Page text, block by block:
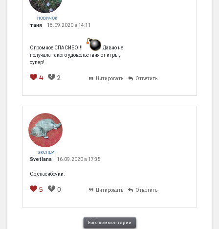
НОВИЧОК
таня 18.09.2020 в 14:11
Огромное СПАСИБО!!!
Давно не
получала такого удовольствия от игры,-
супер!
4 2 Цитировать Ответить
ЭКСПЕРТ
Svetlana 16.09.2020 в 17:35
Оо,спасибочки.
5 0 Цитировать Ответить
Ещё комментарии